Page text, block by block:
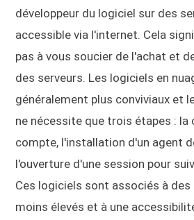
développeur du logiciel sur des
accessible via l'internet. Cela
pas à vous soucier de l'achat et
des serveurs. Les logiciels en
généralement plus conviviaux et
ne nécessite que trois étapes : la
compte, l'installation d'un agent
l'ouverture d'une session pour
Ces logiciels sont associés à
moins élevés et à une